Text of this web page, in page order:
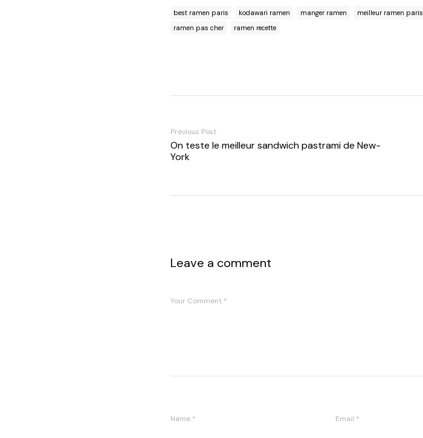
best ramen paris kodawari ramen manger ramen meilleur ramen paris
ramen pas cher
ramen recette
Previous Post
On teste le meilleur sandwich pastrami de New-
York
Leave a comment
Your Comment *
Name * Email *